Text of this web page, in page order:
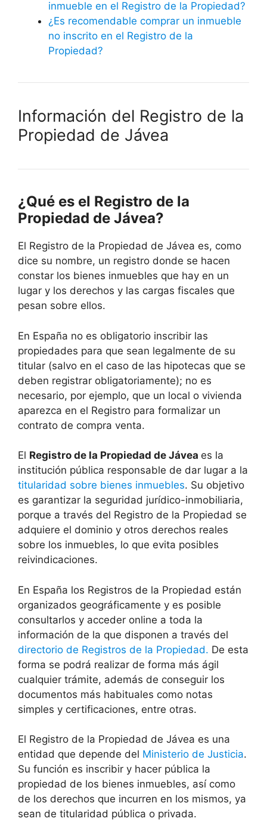
inmueble en el Registro de la Propiedad?
¿Es recomendable comprar un inmueble
no inscrito en el Registro de la
Propiedad?
Información del Registro de la
Propiedad de Jávea
¿Qué es el Registro de la
Propiedad de Jávea?
El Registro de la Propiedad de Jávea es, como
dice su nombre, un registro donde se hacen
constar los bienes inmuebles que hay en un
lugar y los derechos y las cargas fiscales que
pesan sobre ellos.
En España no es obligatorio inscribir las
propiedades para que sean legalmente de su
titular (salvo en el caso de las hipotecas que se
deben registrar obligatoriamente); no es
necesario, por ejemplo, que un local o vivienda
aparezca en el Registro para formalizar un
contrato de compra venta.
El Registro de la Propiedad de Jávea es la
institución pública responsable de dar lugar a la
titularidad sobre bienes inmuebles. Su objetivo
es garantizar la seguridad jurídico-inmobiliaria,
porque a través del Registro de la Propiedad se
adquiere el dominio y otros derechos reales
sobre los inmuebles, lo que evita posibles
reivindicaciones.
En España los Registros de la Propiedad están
organizados geográficamente y es posible
consultarlos y acceder online a toda la
información de la que disponen a través del
directorio de Registros de la Propiedad. De esta
forma se podrá realizar de forma más ágil
cualquier trámite, además de conseguir los
documentos más habituales como notas
simples y certificaciones, entre otras.
El Registro de la Propiedad de Jávea es una
entidad que depende del Ministerio de Justicia.
Su función es inscribir y hacer pública la
propiedad de los bienes inmuebles, así como
de los derechos que incurren en los mismos, ya
sean de titularidad pública o privada.